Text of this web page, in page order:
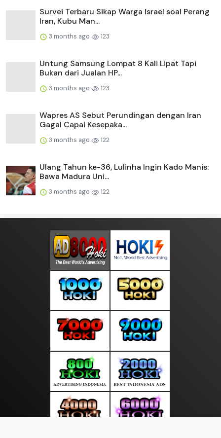
Survei Terbaru Sikap Warga Israel soal Perang
Iran, Kubu Man...
3 months ago 123
Untung Samsung Lompat 8 Kali Lipat Tapi
Bukan dari Jualan HP...
3 months ago 123
Wapres AS Sebut Perundingan dengan Iran
Gagal Capai Kesepaka...
3 months ago 122
Ulang Tahun ke-36, Lulinha Ingin Kado Manis:
Bawa Madura Uni...
3 months ago 122